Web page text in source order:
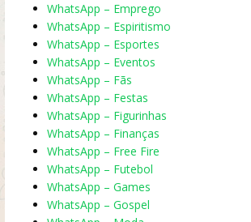
WhatsApp – Emprego
WhatsApp – Espiritismo
WhatsApp – Esportes
WhatsApp – Eventos
WhatsApp – Fãs
WhatsApp – Festas
WhatsApp – Figurinhas
WhatsApp – Finanças
WhatsApp – Free Fire
WhatsApp – Futebol
WhatsApp – Games
WhatsApp – Gospel